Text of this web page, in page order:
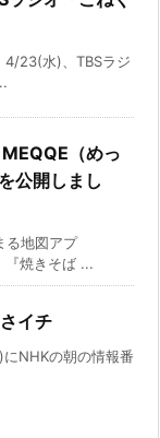
4/23(水)、TBSラジ
MEQQE（めっ
公開しまし
る地図アプ
『焼きそば ...
イチ
NHKの朝の情報番